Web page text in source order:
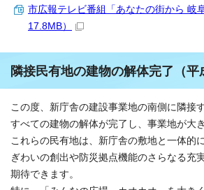
市広報テレビ番組「あなたの街から 岐
17.8MB）
隣接民有地の建物の解体完了（平
この度、新庁舎の建設事業地の南側に隣接
すべての建物の解体が完了し、事業地が大
これらの民有地は、新庁舎の敷地と一体的
ぎわいの創出や防災拠点機能のさらなる充
期待できます。